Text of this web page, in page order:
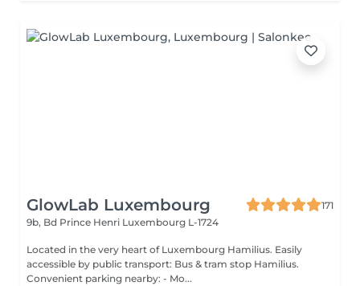
GlowLab Luxembourg
171
9b, Bd Prince Henri Luxembourg L-1724
Located in the very heart of Luxembourg Hamilius. Easily
accessible by public transport: Bus & tram stop Hamilius.
Convenient parking nearby: - Mo...